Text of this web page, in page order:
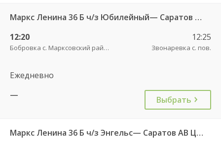
Маркс Ленина 36 Б ч/з Юбилейный— Саратов АВ Центральный (ул им Пугачева 179 А)
12:20
Бобровка с. Марксовский район пов.
12:25
Звонаревка с. пов.
Ежедневно
—
Выбрать
Маркс Ленина 36 Б ч/з Энгельс— Саратов АВ Центральный (ул им Пугачева 179 А)